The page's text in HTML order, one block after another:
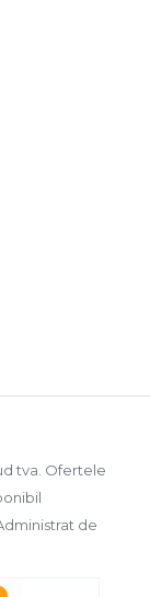
tva. Ofertele
de